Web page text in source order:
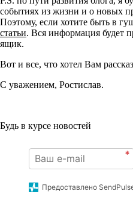
событиях из жизни и о новых
Поэтому, если хотите быть в
статьи. Вся информация будет
ящик.
Вот и все, что хотел Вам
С уважением, Ростислав.
Будь в курсе новостей
*
Предоставлено